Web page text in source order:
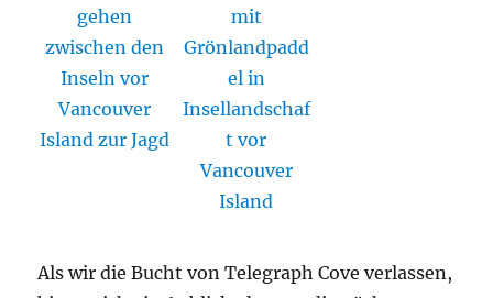
Als wir die Bucht von Telegraph Cove verlassen,